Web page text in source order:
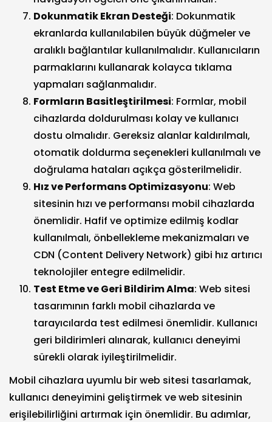
Dokunmatik Ekran Desteği: Dokunmatik
ekranlarda kullanılabilen büyük düğmeler ve
aralıklı bağlantılar kullanılmalıdır. Kullanıcıların
parmaklarını kullanarak kolayca tıklama
yapmaları sağlanmalıdır.
Formların Basitleştirilmesi: Formlar, mobil
cihazlarda doldurulması kolay ve kullanıcı
dostu olmalıdır. Gereksiz alanlar kaldırılmalı,
otomatik doldurma seçenekleri kullanılmalı ve
doğrulama hataları açıkça gösterilmelidir.
Hız ve Performans Optimizasyonu: Web
sitesinin hızı ve performansı mobil cihazlarda
önemlidir. Hafif ve optimize edilmiş kodlar
kullanılmalı, önbellekleme mekanizmaları ve
CDN (Content Delivery Network) gibi hız artırıcı
teknolojiler entegre edilmelidir.
Test Etme ve Geri Bildirim Alma: Web sitesi
tasarımının farklı mobil cihazlarda ve
tarayıcılarda test edilmesi önemlidir. Kullanıcı
geri bildirimleri alınarak, kullanıcı deneyimi
sürekli olarak iyileştirilmelidir.
Mobil cihazlara uyumlu bir web sitesi tasarlamak,
kullanıcı deneyimini geliştirmek ve web sitesinin
erişilebilirliğini artırmak için önemlidir. Bu adımlar,